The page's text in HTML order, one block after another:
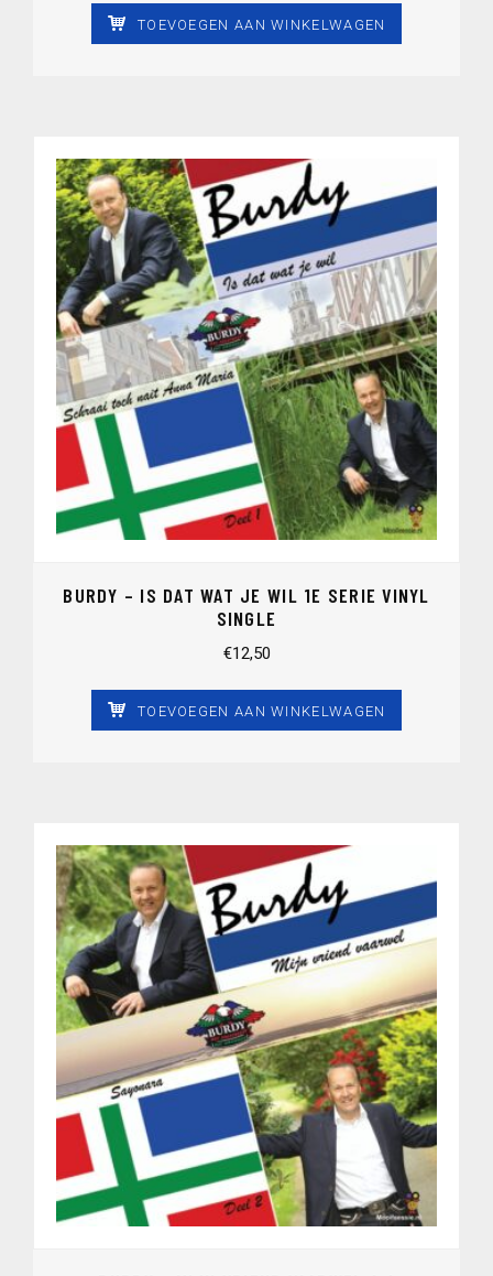
TOEVOEGEN AAN WINKELWAGEN
BURDY – IS DAT WAT JE WIL 1E SERIE VINYL
SINGLE
€12,50
TOEVOEGEN AAN WINKELWAGEN